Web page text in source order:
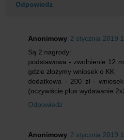
Odpowiedz
Anonimowy 2 stycznia 2019
Są 2 nagrody:
podstawowa - zwolnienie 12
gdzie złożymy wniosek o KK
dodatkowa - 200 zł -
(oczywiście plus wydawanie
Odpowiedz
Anonimowy 2 stycznia 2019